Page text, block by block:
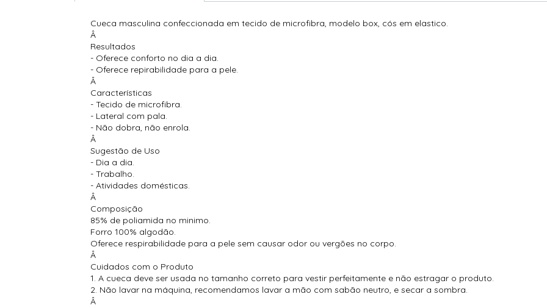
Cueca masculina confeccionada em tecido de microfibra, modelo box, cós em elastico.
Â
Resultados
- Oferece conforto no dia a dia.
- Oferece repirabilidade para a pele.
Â
Características
- Tecido de microfibra.
- Lateral com pala.
- Não dobra, não enrola.
Â
Sugestão de Uso
- Dia a dia.
- Trabalho.
- Atividades domésticas.
Â
Composição
85% de poliamida no minimo.
Forro 100% algodão.
Oferece respirabilidade para a pele sem causar odor ou vergões no corpo.
Â
Cuidados com o Produto
1. A cueca deve ser usada no tamanho correto para vestir perfeitamente e não estragar o produto.
2. Não lavar na máquina, recomendamos lavar a mão com sabão neutro, e secar a sombra.
Â